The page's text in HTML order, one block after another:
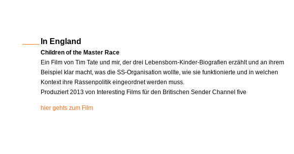
In England
Children of the Master Race
Ein Film von Tim Tate und mir, der drei Lebensborn-Kinder-Biografien erzählt und an ihrem
Beispiel klar macht, was die SS-Organisation wollte, wie sie funktionierte und in welchen
Kontext ihre Rassenpolitik eingeordnet werden muss.
Produziert 2013 von Interesting Films für den Britischen Sender Channel five
hier gehts zum Film